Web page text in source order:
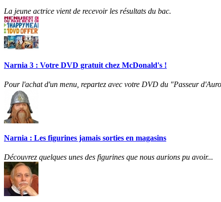
La jeune actrice vient de recevoir les résultats du bac.
Narnia 3 : Votre DVD gratuit chez McDonald's !
Pour l'achat d'un menu, repartez avec votre DVD du "Passeur
Narnia : Les figurines jamais sorties en magasins
Découvrez quelques unes des figurines que nous aurions pu avoir...